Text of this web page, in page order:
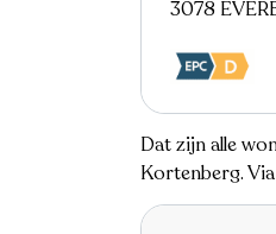
3078
Dat zijn alle
Kortenberg.